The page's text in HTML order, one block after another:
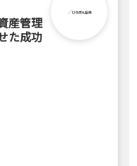
産管理
た成功